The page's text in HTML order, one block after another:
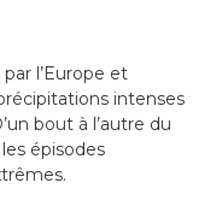
l’Europe et
intenses
bout à l’autre du
épisodes